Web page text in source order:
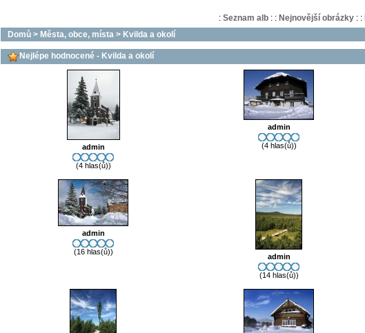
: Seznam alb: : Nejnovější obrázky: :
Domů > Města, obce, místa > Kvilda a okolí
Nejlépe hodnocené - Kvilda a okolí
admin
(4 hlas(ů))
admin
(4 hlas(ů))
admin
(16 hlas(ů))
admin
(14 hlas(ů))